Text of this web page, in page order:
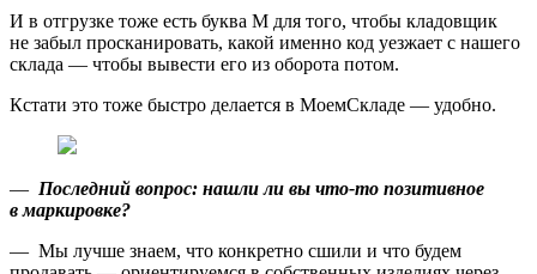
И в отгрузке тоже есть буква М для того, чтобы кладовщик
не забыл просканировать, какой именно код уезжает с нашего
склада — чтобы вывести его из оборота потом.
Кстати это тоже быстро делается в МоемСкладе — удобно.
— Последний вопрос: нашли ли вы что-то позитивное
в маркировке?
— Мы лучше знаем, что конкретно сшили и что будем